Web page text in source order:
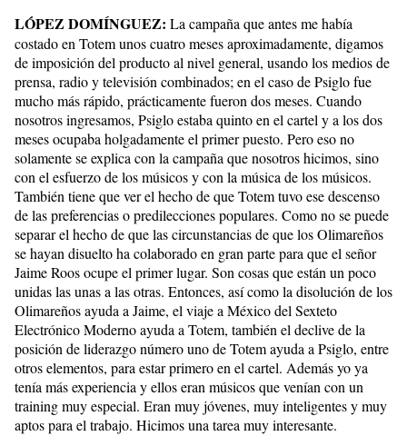
LÓPEZ DOMÍNGUEZ: La campaña que antes me había
costado en Totem unos cuatro meses aproximadamente, digamos
de imposición del producto al nivel general, usando los medios de
prensa, radio y televisión combinados; en el caso de Psiglo fue
mucho más rápido, prácticamente fueron dos meses. Cuando
nosotros ingresamos, Psiglo estaba quinto en el cartel y a los dos
meses ocupaba holgadamente el primer puesto. Pero eso no
solamente se explica con la campaña que nosotros hicimos, sino
con el esfuerzo de los músicos y con la música de los músicos.
También tiene que ver el hecho de que Totem tuvo ese descenso
de las preferencias o predilecciones populares. Como no se puede
separar el hecho de que las circunstancias de que los Olimareños
se hayan disuelto ha colaborado en gran parte para que el señor
Jaime Roos ocupe el primer lugar. Son cosas que están un poco
unidas las unas a las otras. Entonces, así como la disolución de los
Olimareños ayuda a Jaime, el viaje a México del Sexteto
Electrónico Moderno ayuda a Totem, también el declive de la
posición de liderazgo número uno de Totem ayuda a Psiglo, entre
otros elementos, para estar primero en el cartel. Además yo ya
tenía más experiencia y ellos eran músicos que venían con un
training muy especial. Eran muy jóvenes, muy inteligentes y muy
aptos para el trabajo. Hicimos una tarea muy interesante.